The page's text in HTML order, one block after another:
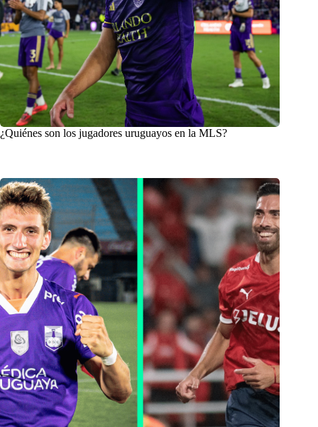
¿Quiénes son los jugadores uruguayos en la MLS?